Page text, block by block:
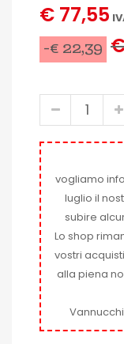
€ 77,55
-€ 22,39
vogliamo
luglio il
subire
Lo shop
vostri
alla piena